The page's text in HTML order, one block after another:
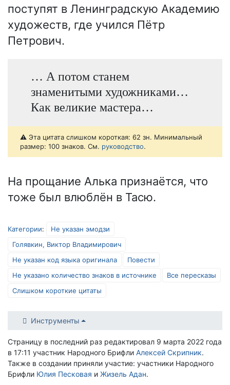
поступят в Ленинградскую Академию
художеств, где учился Пётр
Петрович.
… А потом станем
знаменитыми художниками…
Как великие мастера…
⚠️ Эта цитата слишком короткая: 62 зн. Минимальный
размер: 100 знаков. См. руководство.
На прощание Алька признаётся, что
тоже был влюблён в Тасю.
Категории:
Не указан эмодзи
Голявкин, Виктор Владимирович
Не указан код языка оригинала
Повести
Не указано количество знаков в источнике
Все пересказы
Слишком короткие цитаты
Инструменты
Страницу в последний раз редактировал 9 марта 2022 года
в 17:11 участник Народного Брифли Алексей Скрипник.
Также в создании приняли участие: участники Народного
Брифли Юлия Песковая и Жизель Адан.